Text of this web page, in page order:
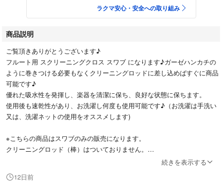
ラクマ安心・安全への取り組み
商品説明
ご覧頂きありがとうございます♪
フルート用 スクリーニングクロス スワブ になります♪ガーゼハンカチの
ように巻きつける必要もなくクリーニングロッドに差し込めばすぐに商品
可能です♪
優れた吸水性を発揮し、楽器を清潔に保ち、良好な状態に保ちます。
使用後も速乾性があり、お洗濯し何度も使用可能です♪（お洗濯は手洗い
又は、洗濯ネットの使用をオススメします)
※こちらの商品はスワブのみの販売になります。
クリーニングロッド（棒）はついておりません。
続きを表示する
12日前